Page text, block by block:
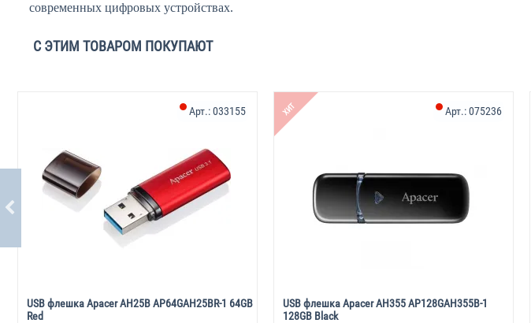
современных цифровых устройствах.
С ЭТИМ ТОВАРОМ ПОКУПАЮТ
USB флешка Apacer AH25B AP64GAH25BR-1 64GB
Red
Арт.:033155 ХИТ
USB флешка Apacer AH355 AP128GAH355B-1
128GB Black
Арт.:075236